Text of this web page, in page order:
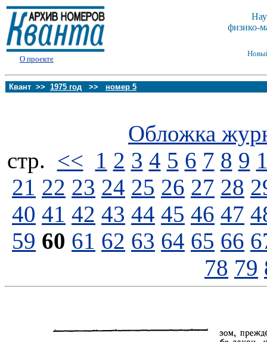
О проекте
физико-
Квант >> 1975 год >> номер 5
Обложка
стp. << 1 2 3 4 5 6 7 8 9
21 22 23 24 25 26 27 28
40 41 42 43 44 45 46 47
59 60 61 62 63 64 65 66
78 79